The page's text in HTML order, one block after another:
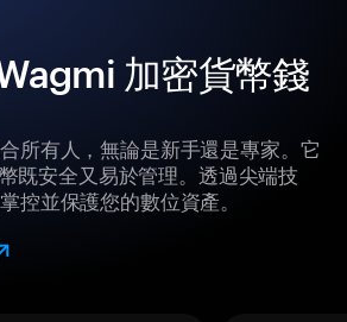
加密貨幣錢
所有人，無論是新手還是專家。它
既安全又易於管理。透過尖端技
控並保護您的數位資產。